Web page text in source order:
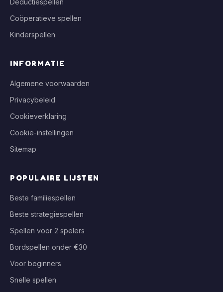
Coöperatieve spellen
Kinderspellen
INFORMATIE
Algemene voorwaarden
Privacybeleid
Cookieverklaring
Cookie-instellingen
Sitemap
POPULAIRE LIJSTEN
Beste familiespellen
Beste strategiespellen
Spellen voor 2 spelers
Bordspellen onder €30
Voor beginners
Snelle spellen